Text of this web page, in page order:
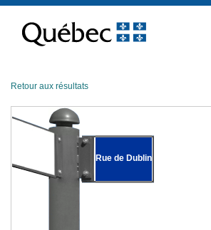
contenu
Retour aux résultats
Rue de Dublin